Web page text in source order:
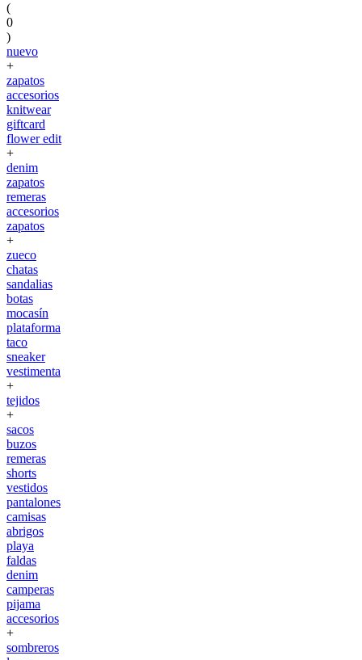
(
0
)
nuevo
+
zapatos
accesorios
knitwear
giftcard
flower edit
+
denim
zapatos
remeras
accesorios
zapatos
+
zueco
chatas
sandalias
botas
mocasín
plataforma
taco
sneaker
vestimenta
+
tejidos
+
sacos
buzos
remeras
shorts
vestidos
pantalones
camisas
abrigos
playa
faldas
denim
camperas
pijama
accesorios
+
sombreros